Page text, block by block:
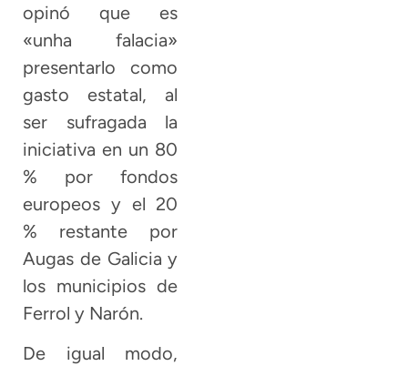
opinó que es
«unha falacia»
presentarlo como
gasto estatal, al
ser sufragada la
iniciativa en un 80
% por fondos
europeos y el 20
% restante por
Augas de Galicia y
los municipios de
Ferrol y Narón.
De igual modo,